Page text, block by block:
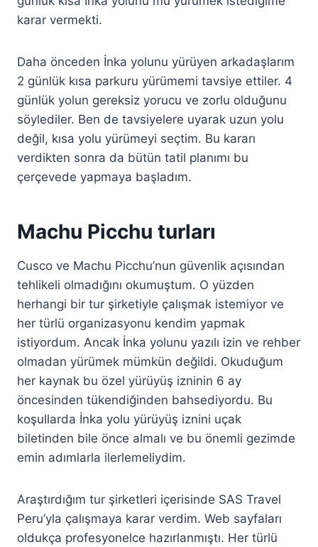
karar vermekti.
Daha önceden İnka yolunu yürüyen arkadaşlarım
2 günlük kısa parkuru yürümemi tavsiye ettiler. 4
günlük yolun gereksiz yorucu ve zorlu olduğunu
söylediler. Ben de tavsiyelere uyarak uzun yolu
değil, kısa yolu yürümeyi seçtim. Bu kararı
verdikten sonra da bütün tatil planımı bu
çerçevede yapmaya başladım.
Machu Picchu turları
Cusco ve Machu Picchu’nun güvenlik açısından
tehlikeli olmadığını okumuştum. O yüzden
herhangi bir tur şirketiyle çalışmak istemiyor ve
her türlü organizasyonu kendim yapmak
istiyordum. Ancak İnka yolunu yazılı izin ve rehber
olmadan yürümek mümkün değildi. Okuduğum
her kaynak bu özel yürüyüş izninin 6 ay
öncesinden tükendiğinden bahsediyordu. Bu
koşullarda İnka yolu yürüyüş iznini uçak
biletinden bile önce almalı ve bu önemli gezimde
emin adımlarla ilerlemeliydim.
Araştırdığım tur şirketleri içerisinde SAS Travel
Peru’yla çalışmaya karar verdim. Web sayfaları
oldukça profesyonelce hazırlanmıştı. Her türlü